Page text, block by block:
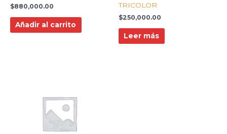
$880,000.00
Añadir al carrito
TRICOLOR
$250,000.00
Leer más